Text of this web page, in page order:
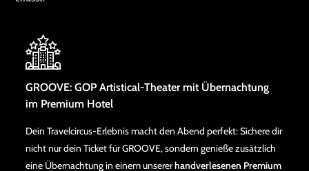
GROOVE: GOP Artistical-Theater mit Übernachtung
im Premium Hotel
Dein Travelcircus-Erlebnis macht den Abend perfekt: Sichere dir
nicht nur dein Ticket für GROOVE, sondern genieße zusätzlich
eine Übernachtung in einem unsererhandverlesenen Premium